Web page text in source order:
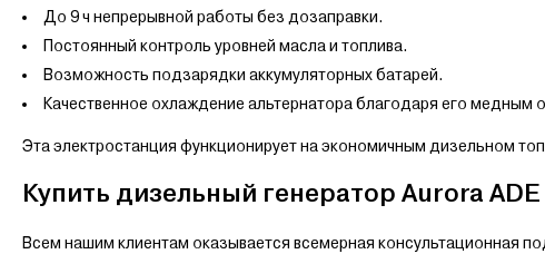
До 9 ч непрерывной работы без дозаправки.
Постоянный контроль уровней масла и топлива.
Возможность подзарядки аккумуляторных батарей.
Качественное охлаждение альтернатора благодаря его медным
Эта электростанция функционирует на экономичным дизельном
Купить дизельный генератор Aurora
Всем нашим клиентам оказывается всемерная консультационная